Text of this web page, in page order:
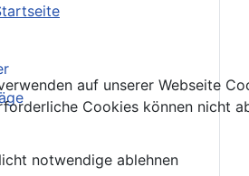
auf unserer Webseite
Cookies können nicht
notwendige ablehnen